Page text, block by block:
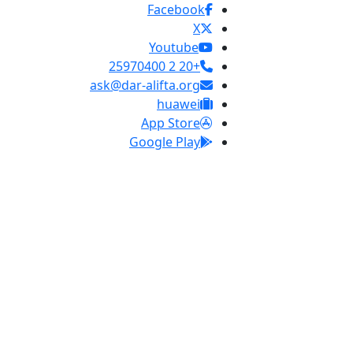
Facebook
X
Youtube
+20 2 25970400
ask@dar-alifta.org
huawei
App Store
Google Play